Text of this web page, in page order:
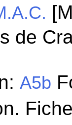
de
A5b